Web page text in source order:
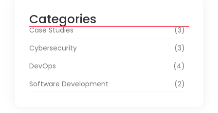
Categories
Case Studies
(3)
Cybersecurity
(3)
DevOps
(4)
Software Development
(2)